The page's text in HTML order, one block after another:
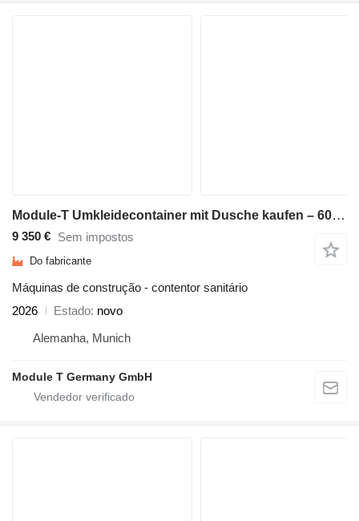
Module-T Umkleidecontainer mit Dusche kaufen – 600 × 240cm, 14,4 m² | NEU
9 350 € Sem impostos
Do fabricante
Máquinas de construção - contentor sanitário
2026
Estado novo
Alemanha, Munich
Module T Germany GmbH